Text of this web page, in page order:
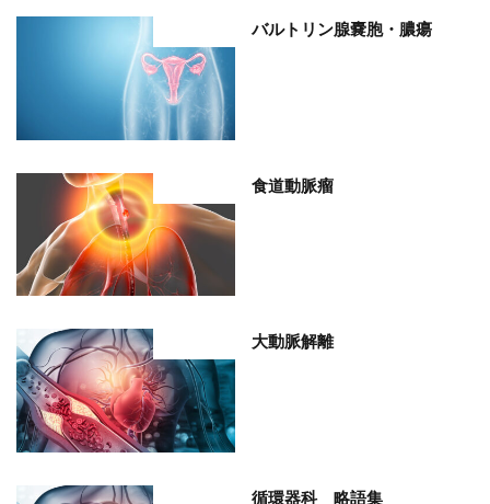
バルトリン腺嚢胞・膿瘍
食道動脈瘤
大動脈解離
循環器科 略語集